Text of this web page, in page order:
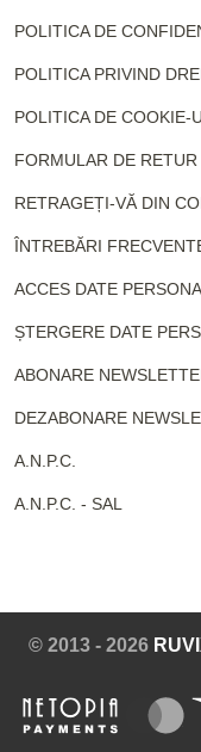
POLITICA DE
POLITICA PRIVIND
POLITICA DE COOKIE-
FORMULAR DE RETUR
RETRAGEȚI-VĂ DIN
ÎNTREBĂRI
ACCES DATE
ȘTERGERE DATE
ABONARE
DEZABONARE
A.N.P.C.
A.N.P.C. - SAL
© 2013 - 2026